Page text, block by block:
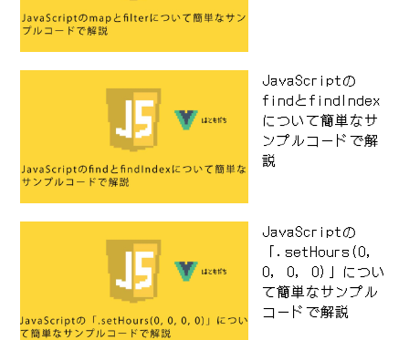
JavaScriptの
findとfindIndex
について簡単なサ
ンプルコードで解
説
JavaScriptの
「.setHours(0,
0, 0, 0)」につい
て簡単なサンプル
コードで解説